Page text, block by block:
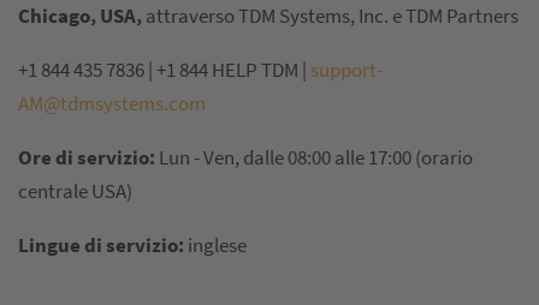
Chicago, USA, attraverso TDM Systems, Inc. e TDM Partners
+1 844 435 7836 | +1 844 HELP TDM | support-
AM@tdmsystems.com
Ore di servizio: Lun - Ven, dalle 08:00 alle 17:00 (orario
centrale USA)
Lingue di servizio: inglese